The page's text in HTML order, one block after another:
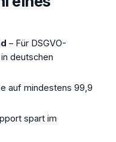
– Für DSGVO-
deutschen
auf mindestens 99,9
spart im